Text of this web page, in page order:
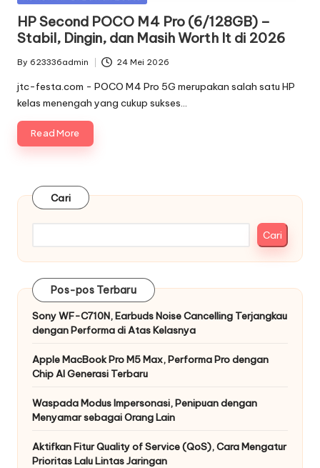
HP Second POCO M4 Pro (6/128GB) –
Stabil, Dingin, dan Masih Worth It di 2026
Posted
by
By 623336admin 24 Mei 2026
jtc-festa.com - POCO M4 Pro 5G merupakan salah satu HP
kelas menengah yang cukup sukses…
Read More
Cari
Cari
Pos-pos Terbaru
Sony WF-C710N, Earbuds Noise Cancelling Terjangkau
dengan Performa di Atas Kelasnya
Apple MacBook Pro M5 Max, Performa Pro dengan
Chip AI Generasi Terbaru
Waspada Modus Impersonasi, Penipuan dengan
Menyamar sebagai Orang Lain
Aktifkan Fitur Quality of Service (QoS), Cara Mengatur
Prioritas Lalu Lintas Jaringan